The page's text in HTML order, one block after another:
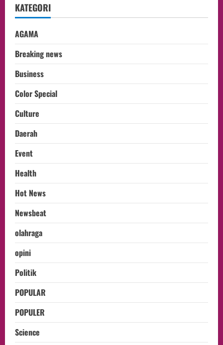
KATEGORI
AGAMA
Breaking news
Business
Color Special
Culture
Daerah
Event
Health
Hot News
Newsbeat
olahraga
opini
Politik
POPULAR
POPULER
Science